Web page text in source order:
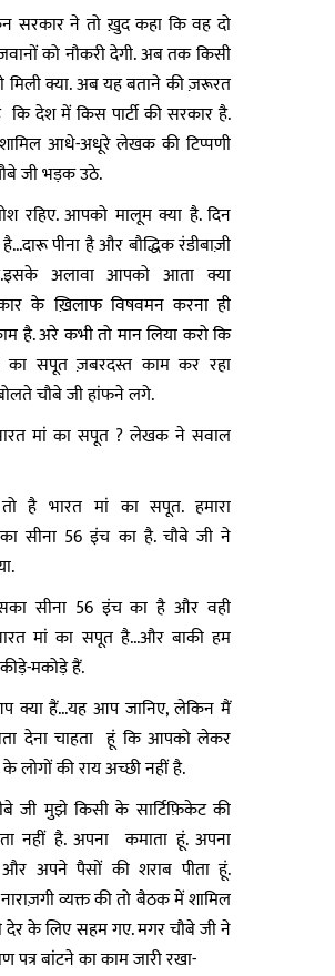
सरकार ने तो ख़ुद कहा कि वह दो
को नौकरी देगी. अब तक किसी
मिली क्या. अब यह बताने की ज़रूरत
कि देश में किस पार्टी की सरकार है.
आधे-अधूरे लेखक की टिप्पणी
जी भड़क उठे.
रहिए. आपको मालूम क्या है. दिन
पीना है और बौद्धिक रंडीबाज़ी
अलावा आपको आता क्या
के ख़िलाफ विषवमन करना ही
है. अरे कभी तो मान लिया करो कि
का सपूत ज़बरदस्त काम कर रहा
चौबे जी हांफने लगे.
मां का सपूत ? लेखक ने सवाल
है भारत मां का सपूत. हमारा
सीना 56 इंच का है. चौबे जी ने
सीना 56 इंच का है और वही
मां का सपूत है...और बाकी हम
मकोड़े हैं.
क्या हैं...यह आप जानिए, लेकिन मैं
देना चाहता हूं कि आपको लेकर
लोगों की राय अच्छी नहीं है.
जी मुझे किसी के सार्टिफ़िकेट की
नहीं है. अपना कमाता हूं. अपना
अपने पैसों की शराब पीता हूं.
व्यक्त की तो बैठक में शामिल
देर के लिए सहम गए. मगर चौबे जी ने
पत्र बांटने का काम जारी रखा-